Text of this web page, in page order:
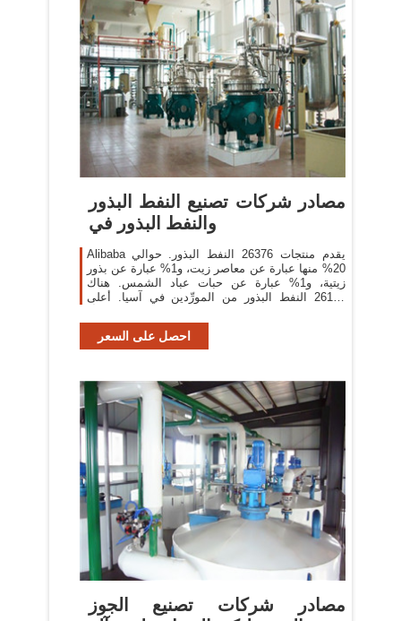
مصادر شركات تصنيع النفط البذور
والنفط البذور في
Alibaba يقدم منتجات 26376 النفط البذور. حوالي
20% منها عبارة عن معاصر زيت، و1% عبارة عن بذور
زيتية، و1% عبارة عن حبات عباد الشمس. هناك
26110 النفط البذور من المورِّدين في آسيا. أعلى
احصل على السعر
مصادر شركات تصنيع الجوز